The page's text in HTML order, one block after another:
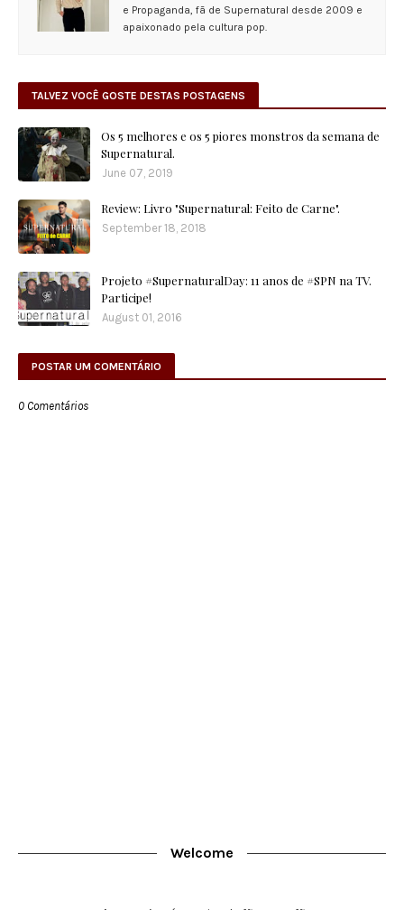
e Propaganda, fã de Supernatural desde 2009 e
apaixonado pela cultura pop.
TALVEZ VOCÊ GOSTE DESTAS POSTAGENS
Os 5 melhores e os 5 piores monstros da semana de
Supernatural.
June 07, 2019
Review: Livro "Supernatural: Feito de Carne".
September 18, 2018
Projeto #SupernaturalDay: 11 anos de #SPN na TV.
Participe!
August 01, 2016
POSTAR UM COMENTÁRIO
0 Comentários
Welcome